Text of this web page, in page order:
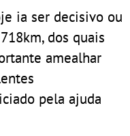
ia ser decisivo ou
dos quais
amealhar
pela ajuda